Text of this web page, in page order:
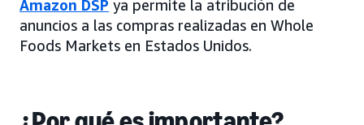
Amazon DSP ya permite la atribución de
anuncios a las compras realizadas en Whole
Foods Markets en Estados Unidos.